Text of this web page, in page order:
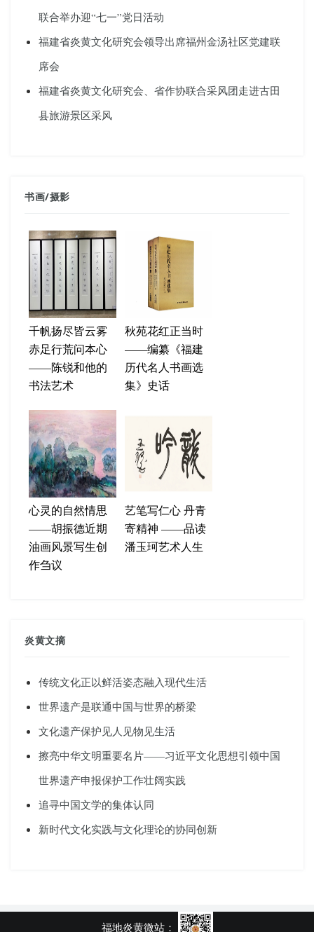
联合举办迎“七一”党日活动
福建省炎黄文化研究会领导出席福州金汤社区党建联
席会
福建省炎黄文化研究会、省作协联合采风团走进古田
县旅游景区采风
书画/摄影
千帆扬尽皆云雾
赤足行荒问本心
——陈锐和他的
书法艺术
秋苑花红正当时
——编纂《福建
历代名人书画选
集》史话
心灵的自然情思
——胡振德近期
油画风景写生创
作刍议
艺笔写仁心 丹青
寄精神 ——品读
潘玉珂艺术人生
炎黄文摘
传统文化正以鲜活姿态融入现代生活
世界遗产是联通中国与世界的桥梁
文化遗产保护见人见物见生活
擦亮中华文明重要名片——习近平文化思想引领中国
世界遗产申报保护工作壮阔实践
追寻中国文学的集体认同
新时代文化实践与文化理论的协同创新
福地炎黄微站：